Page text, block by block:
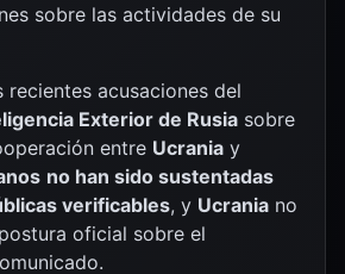
sobre las actividades de su
recientes acusaciones del
Exterior de Rusia sobre
entre Ucrania y
no han sido sustentadas
verificables, y Ucrania no
oficial sobre el